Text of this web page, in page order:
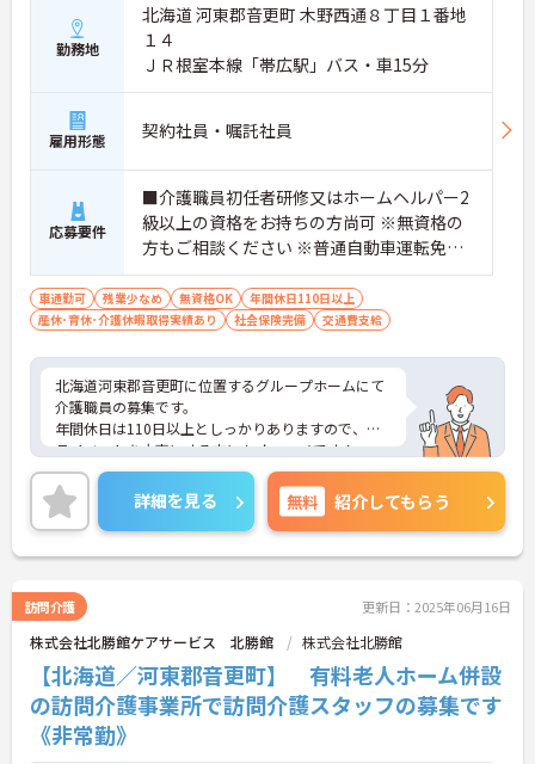
勤務地
北海道 河東郡音更町 木野西通８丁目１番地
１４
ＪＲ根室本線「帯広駅」バス・車15分
雇用形態 契約社員・嘱託社員
応募要件
■介護職員初任者研修又はホームヘルパー2
級以上の資格をお持ちの方尚可 ※無資格の
方もご相談ください ※普通自動車運転免許
必須（AT可）
車通勤可 残業少なめ 無資格OK
年間休日110日以上
産休･育休･介護休暇取得実績あり
社会保険完備 交通費支給
北海道河東郡音更町に位置するグループホームにて
介護職員の募集です。
年間休日は110日以上としっかりありますので、プ
ライベートを大事にする方にもオススメです！
ご興味ある方には、面接対策ポイントなど、さらに
詳細をお話しいたしますのでお気軽にご相談くださ
い！
詳細を見る 無料 紹介してもらう
訪問介護 更新日：2025年06月16日
株式会社北勝館ケアサービス 北勝館 株式会社北勝館
【北海道／河東郡音更町】 有料老人ホーム併設
の訪問介護事業所で訪問介護スタッフの募集です
《非常勤》